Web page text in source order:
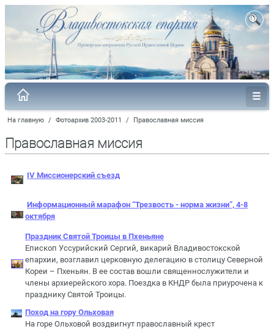
На главную / Фотоархив 2003-2011 / Православная миссия
Православная миссия
IV Миссионерский съезд
Информационный марафон “Трезвость - норма жизни”, 4-8
октября
Праздник Святой Троицы в Пхеньяне
Епископ Уссурийский Сергий, викарий Владивостокской
епархии, возглавил церковную делегацию в столицу Северной
Кореи – Пхеньян. В ее состав вошли священнослужители и
члены архиерейского хора. Поездка в КНДР была приурочена к
празднику Святой Троицы.
Поход на гору Ольховая
На горе Ольховой воздвигнут православный крест